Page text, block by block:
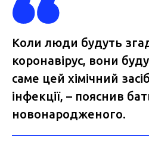
Коли люди будуть
коронавірус, вони
саме цей хімічний
інфекції, – пояснив
новонародженого.